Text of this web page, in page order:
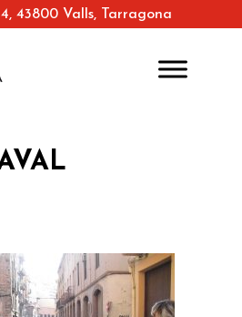
43800 Valls, Tarragona